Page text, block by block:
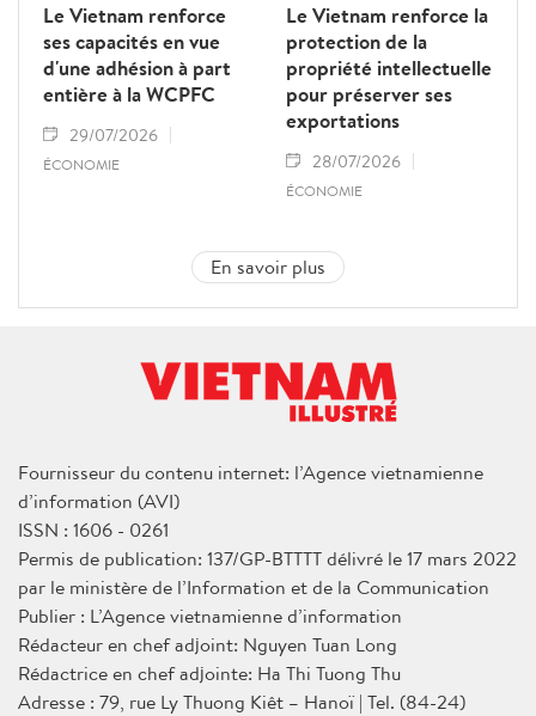
Le Vietnam renforce
ses capacités en vue
d'une adhésion à part
entière à la WCPFC
29/07/2026
ÉCONOMIE
Le Vietnam renforce la
protection de la
propriété intellectuelle
pour préserver ses
exportations
28/07/2026
ÉCONOMIE
En savoir plus
Fournisseur du contenu internet: l’Agence vietnamienne
d’information (AVI)
ISSN : 1606 - 0261
Permis de publication: 137/GP-BTTTT délivré le 17 mars 2022
par le ministère de l’Information et de la Communication
Publier : L’Agence vietnamienne d’information
Rédacteur en chef adjoint: Nguyen Tuan Long
Rédactrice en chef adjointe: Ha Thi Tuong Thu
Adresse : 79, rue Ly Thuong Kiêt – Hanoï | Tel. (84-24)